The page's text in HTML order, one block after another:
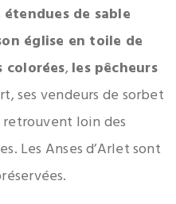
étendues de sable
église en toile de
colorées, les pêcheurs
ses vendeurs de sorbet
retrouvent loin des
Les Anses d’Arlet sont